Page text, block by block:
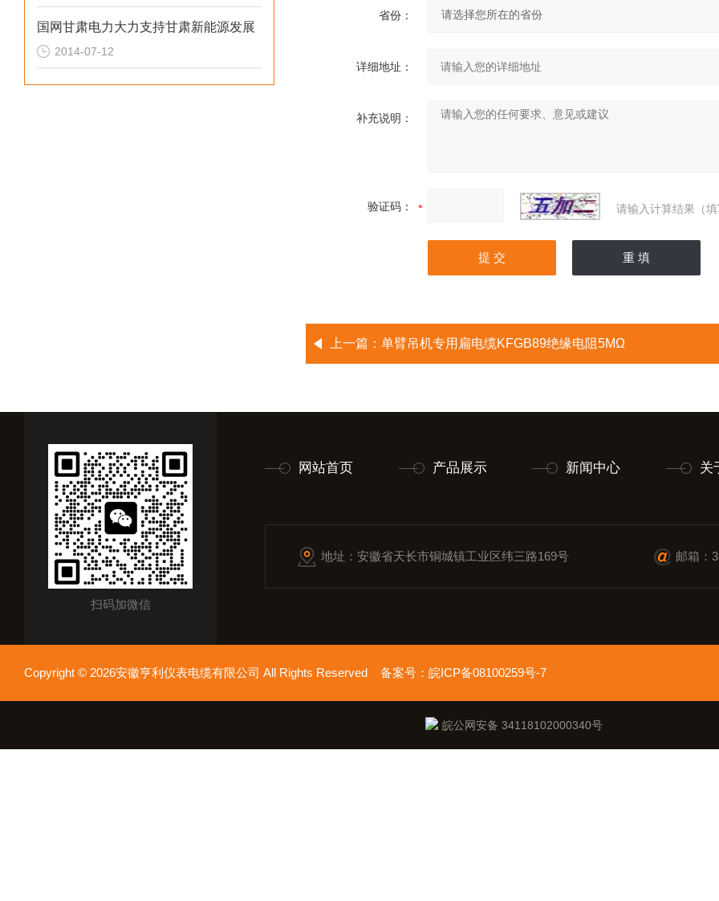
国网甘肃电力大力支持甘肃新能源发展
2014-07-12
省份：
详细地址：
补充说明：
验证码： 请输入计算结果（
上一篇： 单臂吊机专用扁电缆KFGB89绝缘电阻5MΩ
扫码加微信
网站首页 产品展示 新闻中心 关
地址：安徽省天长市铜城镇工业区纬三路169号 邮箱：
Copyright © 2026安徽亨利仪表电缆有限公司 All Rights Reserved 备案号： 皖ICP备08100259号-7
皖公网安备 34118102000340号